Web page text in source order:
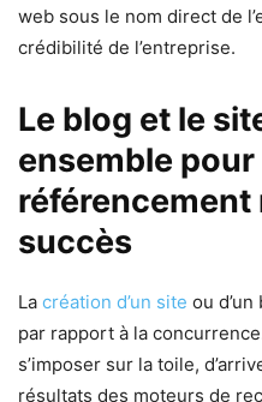
web sous le nom direct de
crédibilité de l’entreprise.
Le blog et le
ensemble pour
référencement
succès
La création d’un site ou
par rapport à la
s’imposer sur la toile,
résultats des moteurs de